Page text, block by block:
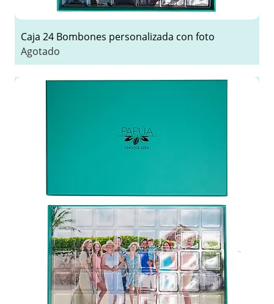
Caja 24 Bombones personalizada con foto
Agotado